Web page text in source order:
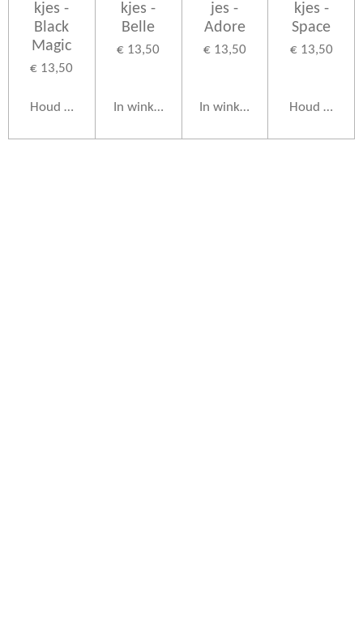
kjes -
Black
Magic
€ 13,50
Houd mij op de hoogte
kjes -
Belle
€ 13,50
In winkelwagen
jes -
Adore
€ 13,50
In winkelwagen
kjes -
Space
€ 13,50
Houd mij op